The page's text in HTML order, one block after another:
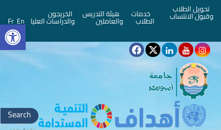
تحويل الطلاب
وقبول الانتساب خدمات
الطلاب
هيئة التدريس
والعاملين
الخريجون
والدراسات العليا En
Fr
Search
for: